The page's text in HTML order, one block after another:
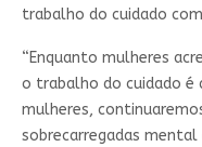
trabalho do cuidado
“Enquanto mulheres
o trabalho do cuidado é
mulheres,
sobrecarregadas